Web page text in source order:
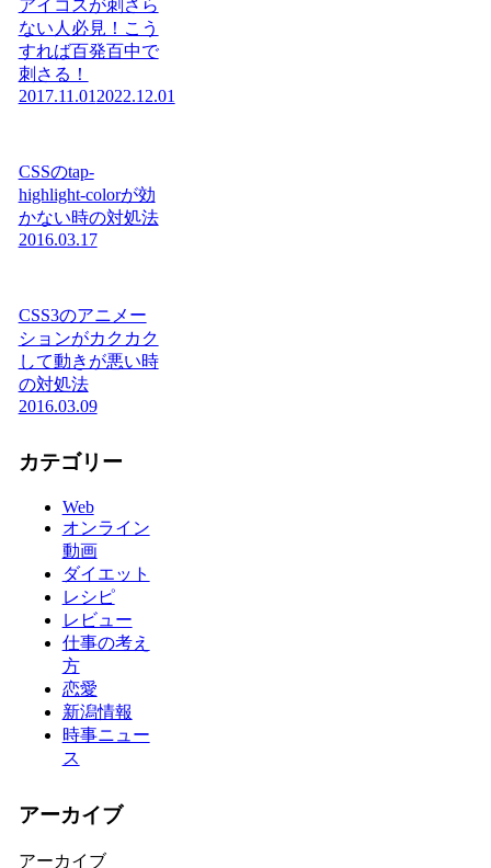
アイコスが刺さら
ない人必見！こう
すれば百発百中で
刺さる！
2017.11.01 2022.12.01
CSSのtap-
highlight-colorが効
かない時の対処法
2016.03.17
CSS3のアニメー
ションがカクカク
して動きが悪い時
の対処法
2016.03.09
カテゴリー
Web
オンライン
動画
ダイエット
レシピ
レビュー
仕事の考え
方
恋愛
新潟情報
時事ニュー
ス
アーカイブ
アーカイブ